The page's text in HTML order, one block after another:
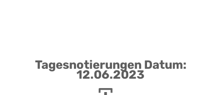
Tagesnotierungen Datum:
12.06.2023